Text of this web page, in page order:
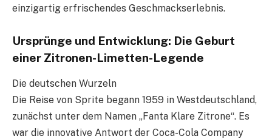
einzigartig erfrischendes Geschmackserlebnis.
Ursprünge und Entwicklung: Die Geburt
einer Zitronen-Limetten-Legende
Die deutschen Wurzeln
Die Reise von Sprite begann 1959 in Westdeutschland,
zunächst unter dem Namen „Fanta Klare Zitrone“. Es
war die innovative Antwort der Coca-Cola Company